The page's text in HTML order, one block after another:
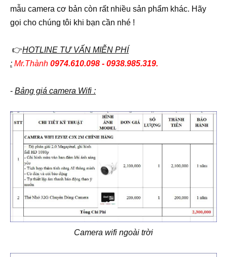
mẫu camera cơ bản còn rất nhiều sản phẩm khác. Hãy
gọi cho chúng tôi khi bạn cần nhé !
👉HOTLINE TƯ VẤN MIỄN PHÍ
: Mr.Thành 0974.610.098 - 0938.985.319.
- Bảng giá camera Wifi :
Camera wifi ngoài trời